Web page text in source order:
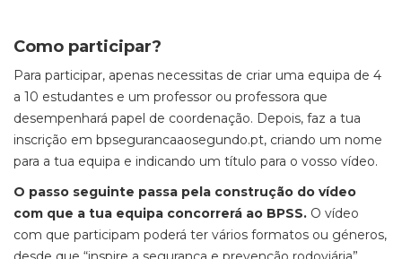
Como participar?
Para participar, apenas necessitas de criar uma equipa de 4
a 10 estudantes e um professor ou professora que
desempenhará papel de coordenação. Depois, faz a tua
inscrição em bpsegurancaaosegundo.pt, criando um nome
para a tua equipa e indicando um título para o vosso vídeo.
O passo seguinte passa pela construção do vídeo
com que a tua equipa concorrerá ao BPSS. O vídeo
com que participam poderá ter vários formatos ou géneros,